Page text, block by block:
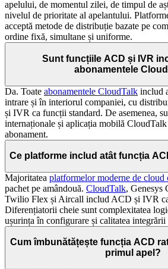
apelului, de momentul zilei, de timpul de
nivelul de prioritate al apelantului.
acceptă metode de distribuție bazate pe
ordine fixă, simultane și uniforme.
Sunt funcțiile ACD și IVR
abonamentele
Da. Toate abonamentele CloudTalk includ
intrare și în interiorul companiei, cu
și IVR ca funcții standard. De asemenea,
internaționale și aplicația mobilă
abonament.
Ce platforme includ atât funcția
Majoritatea platformelor moderne de cloud
pachet pe amândouă. CloudTalk, Genesys
Twilio Flex și Aircall includ ACD și IVR
Diferențiatorii cheie sunt complexitatea
ușurința în configurare și calitatea
Cum îmbunătățește funcția ACD
primul apel?